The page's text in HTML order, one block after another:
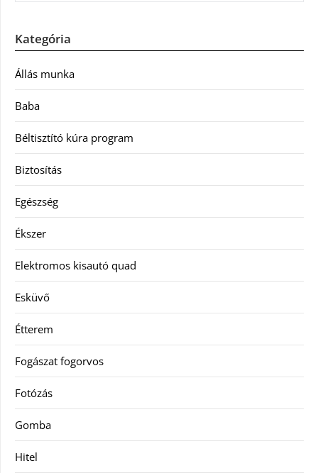
Kategória
Állás munka
Baba
Béltisztító kúra program
Biztosítás
Egészség
Ékszer
Elektromos kisautó quad
Esküvő
Étterem
Fogászat fogorvos
Fotózás
Gomba
Hitel